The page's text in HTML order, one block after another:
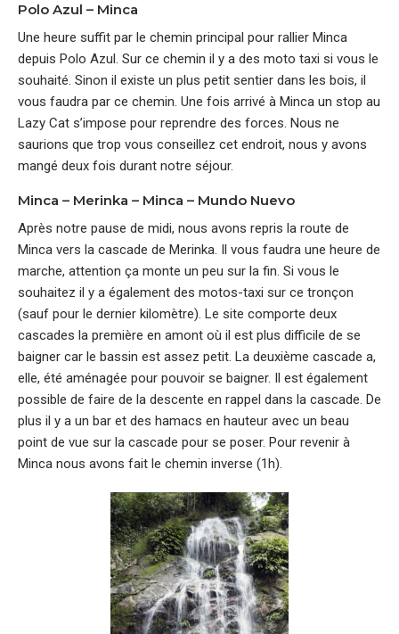
Polo Azul – Minca
Une heure suffit par le chemin principal pour rallier Minca
depuis Polo Azul. Sur ce chemin il y a des moto taxi si vous le
souhaité. Sinon il existe un plus petit sentier dans les bois, il
vous faudra par ce chemin. Une fois arrivé à Minca un stop au
Lazy Cat s’impose pour reprendre des forces. Nous ne
saurions que trop vous conseillez cet endroit, nous y avons
mangé deux fois durant notre séjour.
Minca – Merinka – Minca – Mundo Nuevo
Après notre pause de midi, nous avons repris la route de
Minca vers la cascade de Merinka. Il vous faudra une heure de
marche, attention ça monte un peu sur la fin. Si vous le
souhaitez il y a également des motos-taxi sur ce tronçon
(sauf pour le dernier kilomètre). Le site comporte deux
cascades la première en amont où il est plus difficile de se
baigner car le bassin est assez petit. La deuxième cascade a,
elle, été aménagée pour pouvoir se baigner. Il est également
possible de faire de la descente en rappel dans la cascade. De
plus il y a un bar et des hamacs en hauteur avec un beau
point de vue sur la cascade pour se poser. Pour revenir à
Minca nous avons fait le chemin inverse (1h).